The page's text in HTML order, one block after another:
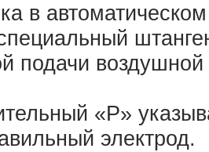
в
подачи
«P»
электрод.